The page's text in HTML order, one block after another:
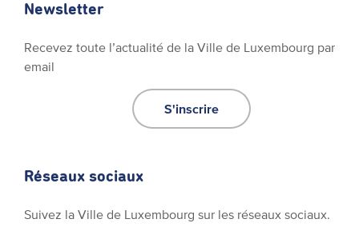
Newsletter
Recevez toute l’actualité de la Ville de Luxembourg par
email
S'inscrire
Réseaux sociaux
Suivez la Ville de Luxembourg sur les réseaux sociaux.